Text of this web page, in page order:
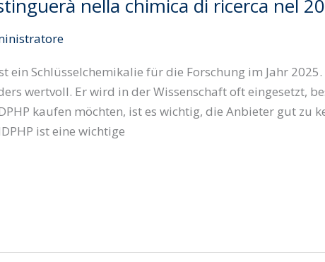
nella chimica di ricerca nel
ein Schlüsselchemikalie für die Forschung im Jahr
wertvoll. Er wird in der Wissenschaft oft eingesetzt,
kaufen möchten, ist es wichtig, die Anbieter gut zu
ist eine wichtige